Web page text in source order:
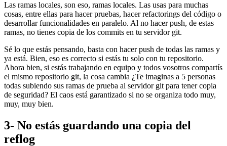
Las ramas locales, son eso, ramas locales. Las usas para muchas
cosas, entre ellas para hacer pruebas, hacer refactorings del código o
desarrollar funcionalidades en paralelo. Al no hacer push, de estas
ramas, no tienes copia de los commits en tu servidor git.
Sé lo que estás pensando, basta con hacer push de todas las ramas y
ya está. Bien, eso es correcto si estás tu solo con tu repositorio.
Ahora bien, si estás trabajando en equipo y todos vosotros compartís
el mismo repositorio git, la cosa cambia ¿Te imaginas a 5 personas
todas subiendo sus ramas de prueba al servidor git para tener copia
de seguridad? El caos está garantizado si no se organiza todo muy,
muy, muy bien.
3- No estás guardando una copia del
reflog